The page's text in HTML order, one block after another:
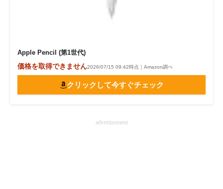
Apple Pencil (第1世代)
価格を取得できません2026/07/15 09:42時点｜Amazon調べ
クリックして今すぐチェック
advertisement